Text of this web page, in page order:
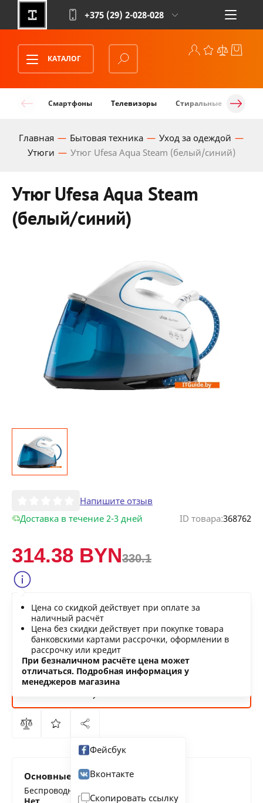
+375 (29) 2-028-028
КАТАЛОГ
Смартфоны Телевизоры Стиральные машины
Главная Бытовая техника
Уход за одеждой
Утюги
Утюг Ufesa Aqua Steam (белый/синий)
Утюг Ufesa Aqua Steam
(белый/синий)
Напишите отзыв
Доставка в течение 2-3 дней
ID товара:368762
314.38 BYN330.1
Цена со скидкой действует при оплате за
наличный расчёт
Цена без скидки действует при покупке товара
банковскими картами рассрочки, оформлении в
рассрочку или кредит
При безналичном расчёте цена может
отличаться. Подробная информация у
менеджеров магазина
Нашли дешевле?
Фейсбук
Вконтакте
Скопировать ссылку
Основные характеристики
Беспроводной утюг